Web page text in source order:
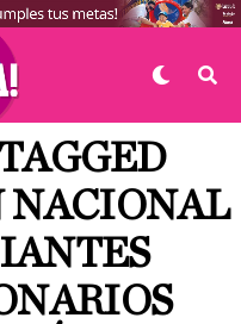
NACIONAL